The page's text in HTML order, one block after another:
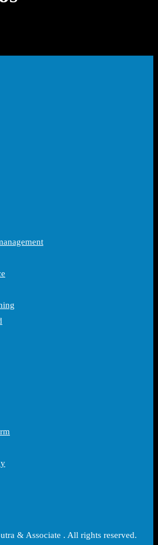
& Associate . All rights reserved.